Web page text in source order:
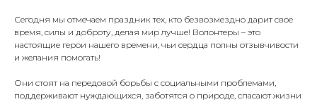
Сегодня мы отмечаем праздник тех, кто безвозмездно дарит свое
время, силы и доброту, делая мир лучше! Волонтеры – это
настоящие герои нашего времени, чьи сердца полны отзывчивости
и желания помогать!
Они стоят на передовой борьбы с социальными проблемами,
поддерживают нуждающихся, заботятся о природе, спасают жизни